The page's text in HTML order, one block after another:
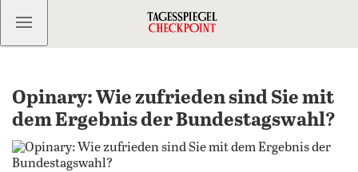
Kostenlos anmelden
Opinary: Wie zufrieden sind Sie mit
dem Ergebnis der Bundestagswahl?